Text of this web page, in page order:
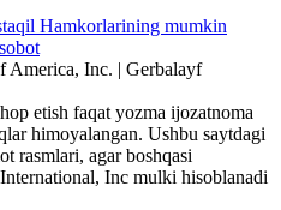
Hamkorlarining mumkin
America, Inc. | Gerbalayf
etish faqat yozma ijozatnoma
himoyalangan. Ushbu saytdagi
rasmlari, agar boshqasi
Inc mulki hisoblanadi